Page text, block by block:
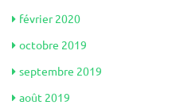
février 2020
octobre 2019
septembre 2019
août 2019